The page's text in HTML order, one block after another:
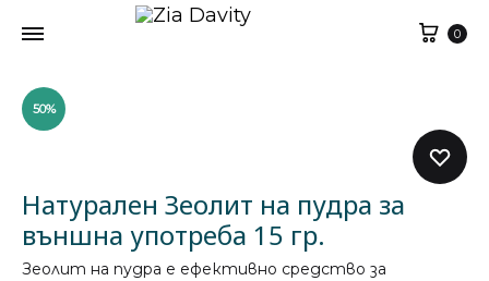
0
50%
Натурален Зеолит на пудра за
външна употреба 15 гр.
Зеолит на пудра е ефективно средство за